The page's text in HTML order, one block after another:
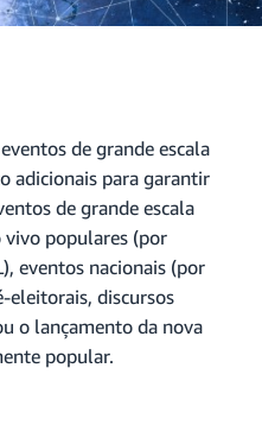
de grande escala
adicionais para garantir
de grande escala
populares (por
eventos nacionais (por
eleitorais, discursos
o lançamento da nova
popular.